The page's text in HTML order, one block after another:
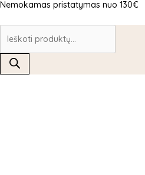
Pereiti
turinio
Nemokamas pristatymas nuo 130€
Products
Products
Products